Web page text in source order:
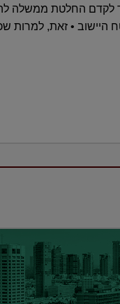
לקדם החלטת ממשלה
את שטח היישוב • זאת,